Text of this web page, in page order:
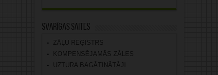
Svarīgas saites
ZĀĻU REĢISTRS
KOMPENSĒJAMĀS ZĀLES
UZTURA BAGĀTINĀTĀJI